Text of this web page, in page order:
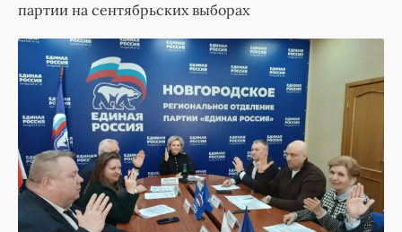
партии на сентябрьских выборах